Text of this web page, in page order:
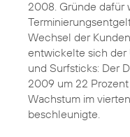
2008. Gründe dafür
Wechsel der
entwickelte sich der
und Surfsticks: Der
2009 um 22 Prozent
Wachstum im
beschleunigte.